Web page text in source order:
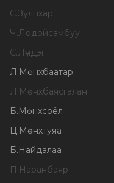
С.Зулпхар
Ч.Лодойсамбуу
С.Лүндэг
Л.Мөнхбаатар
Л.Мөнхбаясгалан
Б.Мөнхсоёл
Ц.Мөнхтуяа
Б.Найдалаа
П.Наранбаяр